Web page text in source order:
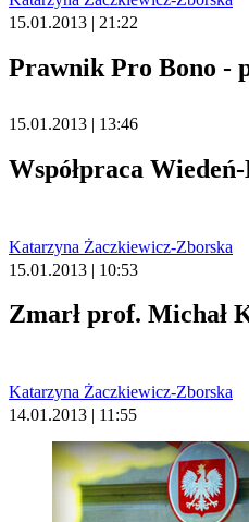
15.01.2013 | 21:22
Prawnik Pro Bono -
15.01.2013 | 13:46
Współpraca
Katarzyna Żaczkiewicz-Zborska
15.01.2013 | 10:53
Zmarł prof. Michał
Katarzyna Żaczkiewicz-Zborska
14.01.2013 | 11:55